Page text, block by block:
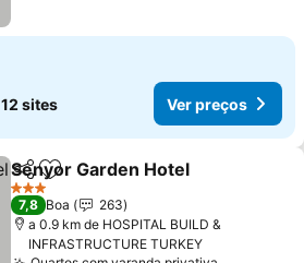
12 sites Ver preços
PartilharAdicionar aos favoritos
Senyor Garden Hotel
3 Estrelas
7,8 Boa
263
a 0.9 km de HOSPITAL BUILD &
INFRASTRUCTURE TURKEY